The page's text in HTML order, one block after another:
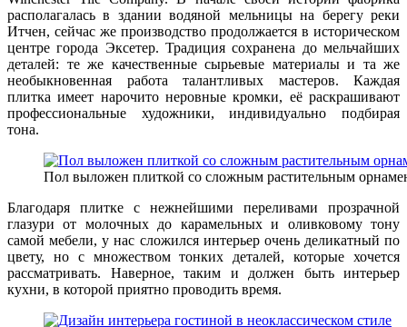
располагалась в здании водяной мельницы на берегу реки
Итчен, сейчас же производство продолжается в историческом
центре города Эксетер. Традиция сохранена до мельчайших
деталей: те же качественные сырьевые материалы и та же
необыкновенная работа талантливых мастеров. Каждая
плитка имеет нарочито неровные кромки, её раскрашивают
профессиональные художники, индивидуально подбирая
тона.
Пол выложен плиткой со сложным растительным
Благодаря плитке с нежнейшими переливами прозрачной
глазури от молочных до карамельных и оливковому тону
самой мебели, у нас сложился интерьер очень деликатный по
цвету, но с множеством тонких деталей, которые хочется
рассматривать. Наверное, таким и должен быть интерьер
кухни, в которой приятно проводить время.